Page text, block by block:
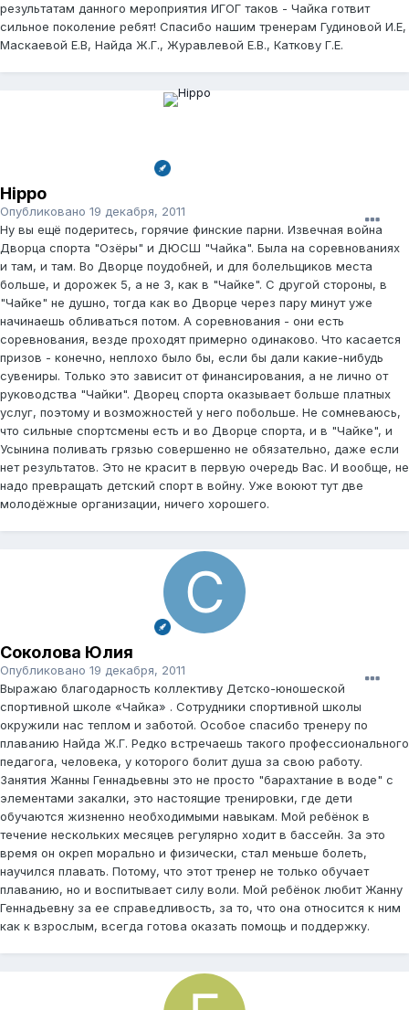
результатам данного мероприятия ИГОГ таков - Чайка готвит
сильное поколение ребят! Спасибо нашим тренерам Гудиновой И.Е,
Маскаевой Е.В, Найда Ж.Г., Журавлевой Е.В., Каткову Г.Е.
Hippo
Опубликовано 19 декабря, 2011
Ну вы ещё подеритесь, горячие финские парни. Извечная война
Дворца спорта "Озёры" и ДЮСШ "Чайка". Была на соревнованиях
и там, и там. Во Дворце поудобней, и для болельщиков места
больше, и дорожек 5, а не 3, как в "Чайке". С другой стороны, в
"Чайке" не душно, тогда как во Дворце через пару минут уже
начинаешь обливаться потом. А соревнования - они есть
соревнования, везде проходят примерно одинаково. Что касается
призов - конечно, неплохо было бы, если бы дали какие-нибудь
сувениры. Только это зависит от финансирования, а не лично от
руководства "Чайки". Дворец спорта оказывает больше платных
услуг, поэтому и возможностей у него побольше. Не сомневаюсь,
что сильные спортсмены есть и во Дворце спорта, и в "Чайке", и
Усынина поливать грязью совершенно не обязательно, даже если
нет результатов. Это не красит в первую очередь Вас. И вообще, не
надо превращать детский спорт в войну. Уже воюют тут две
молодёжные организации, ничего хорошего.
Соколова Юлия
Опубликовано 19 декабря, 2011
Выражаю благодарность коллективу Детско-юношеской
спортивной школе «Чайка» . Сотрудники спортивной школы
окружили нас теплом и заботой. Особое спасибо тренеру по
плаванию Найда Ж.Г. Редко встречаешь такого профессионального
педагога, человека, у которого болит душа за свою работу.
Занятия Жанны Геннадьевны это не просто "барахтание в воде" с
элементами закалки, это настоящие тренировки, где дети
обучаются жизненно необходимыми навыкам. Мой ребёнок в
течение нескольких месяцев регулярно ходит в бассейн. За это
время он окреп морально и физически, стал меньше болеть,
научился плавать. Потому, что этот тренер не только обучает
плаванию, но и воспитывает силу воли. Мой ребёнок любит Жанну
Геннадьевну за ее справедливость, за то, что она относится к ним
как к взрослым, всегда готова оказать помощь и поддержку.